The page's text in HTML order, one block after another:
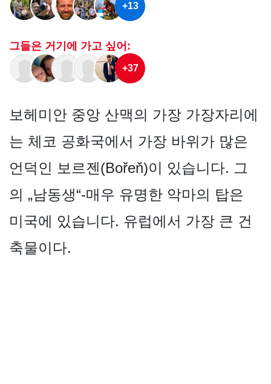
+13
그들은 거기에 가고 싶어:
+37
보헤미안 중앙 산맥의 가장 가장자리에
는 체코 공화국에서 가장 바위가 많은
언덕인 보르젠(Bořeň)이 있습니다. 그
의 „남동생“-매우 유명한 악마의 탑은
미국에 있습니다. 유럽에서 가장 큰 건
축물이다.